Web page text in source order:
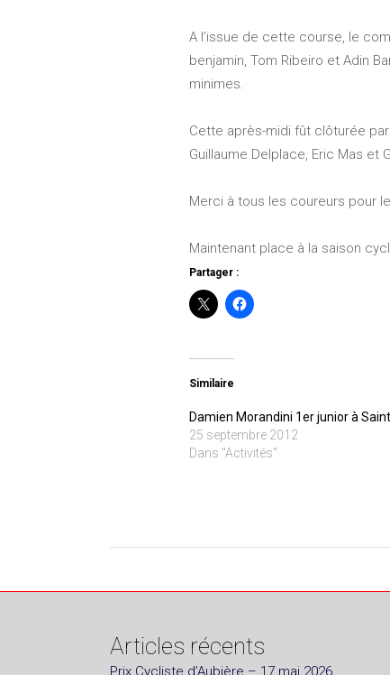
A l’issue de cette course, le
benjamin, Tom Ribeiro et Adin
minimes.
Cette après-midi fût clôturée
Guillaume Delplace, Eric Mas
Merci à tous les coureurs pour
Maintenant place à la saison
Partager :
Similaire
Damien Morandini 1er junior à
25 septembre 2012
Dans "Activités"
Articles récents